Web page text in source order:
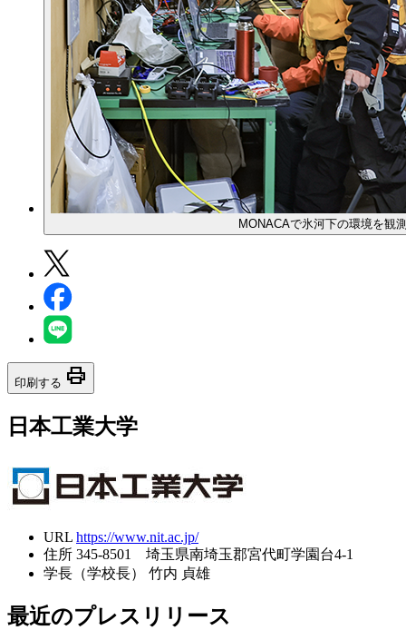
MONACAで氷河下の環境を観
印刷する print
日本工業大学
URL https://www.nit.ac.jp/
住所 345-8501 埼玉県南埼玉郡宮代町学園台4-1
学長（学校長）
竹内 貞雄
最近のプレスリリース